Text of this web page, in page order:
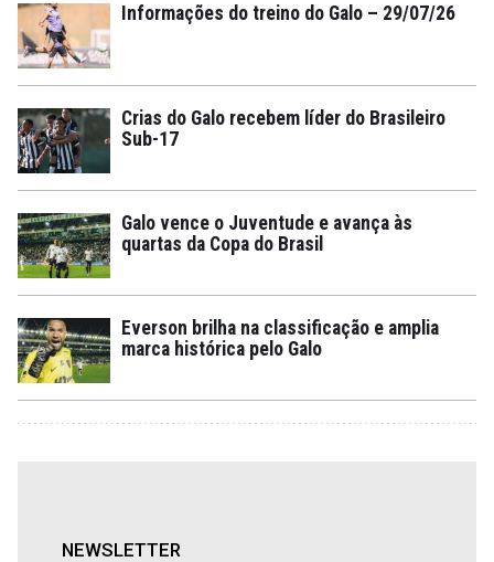
Informações do treino do Galo – 29/07/26
Crias do Galo recebem líder do Brasileiro
Sub-17
Galo vence o Juventude e avança às
quartas da Copa do Brasil
Everson brilha na classificação e amplia
marca histórica pelo Galo
NEWSLETTER